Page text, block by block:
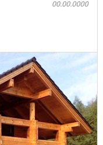
00.00.0000